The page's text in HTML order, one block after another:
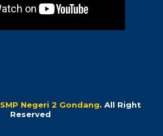
SMP Negeri 2 Gondang. All Right
Reserved